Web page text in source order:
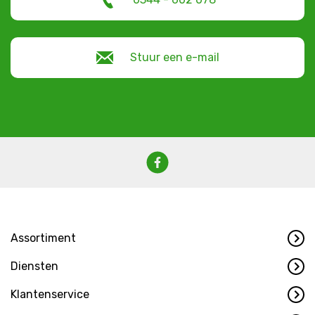
Stuur een e-mail
Assortiment
Diensten
Klantenservice